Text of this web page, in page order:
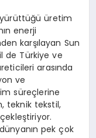
yürüttüğü üretim
enerji
karşılayan Sun
de Türkiye ve
arasında
ve
süreçlerine
teknik tekstil,
pek çok